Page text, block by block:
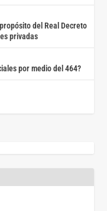
del Real Decreto
privadas
por medio del 464?